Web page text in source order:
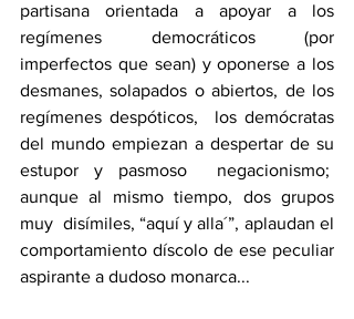
partisana orientada a apoyar a los
regímenes democráticos (por
imperfectos que sean) y oponerse a los
desmanes, solapados o abiertos, de los
regímenes despóticos,  los demócratas
del mundo empiezan a despertar de su
estupor y pasmoso  negacionismo;
aunque al mismo tiempo, dos grupos
muy  disímiles, “aquí y alla´”, aplaudan el
comportamiento díscolo de ese peculiar
aspirante a dudoso monarca...